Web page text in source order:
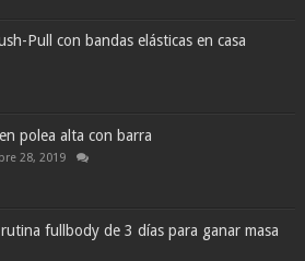
Pull con bandas elásticas en casa
polea alta con barra
28, 2019
fullbody de 3 días para ganar masa